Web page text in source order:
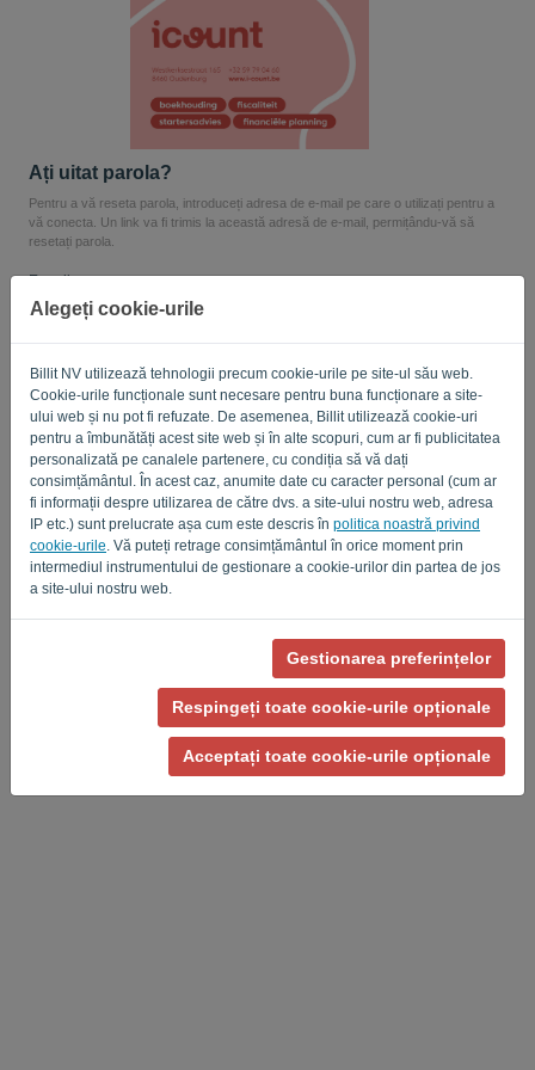
Alegeți cookie-urile
Billit NV utilizează tehnologii precum cookie-urile pe site-ul său web.
Cookie-urile funcționale sunt necesare pentru buna funcționare a site-
ului web și nu pot fi refuzate. De asemenea, Billit utilizează cookie-uri
pentru a îmbunătăți acest site web și în alte scopuri, cum ar fi publicitatea
personalizată pe canalele partenere, cu condiția să vă dați
consimțământul. În acest caz, anumite date cu caracter personal (cum ar
fi informații despre utilizarea de către dvs. a site-ului nostru web, adresa
IP etc.) sunt prelucrate așa cum este descris în politica noastră privind
cookie-urile . Vă puteți retrage consimțământul în orice moment prin
intermediul instrumentului de gestionare a cookie-urilor din partea de jos
a site-ului nostru web.
Gestionarea preferințelor
Respingeți toate cookie-urile opționale
Acceptați toate cookie-urile opționale
Ați uitat parola?
Pentru a vă reseta parola, introduceți adresa de e-mail pe care o utilizați pentru a
vă conecta. Un link va fi trimis la această adresă de e-mail, permițându-vă să
resetați parola.
E-mail
Nu ești un computer? Completați „ ”.
TRIMITE LINK
Înapoi la autentificare
Privacy Policy-Terms of Service.